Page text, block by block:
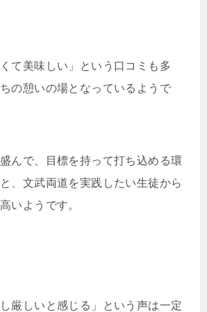
くて美味しい」という口コミも多
の憩いの場となっているようで
盛んで、目標を持って打ち込める環
、文武両道を実践したい生徒から
いようです。
し厳しいと感じる」という声は一定